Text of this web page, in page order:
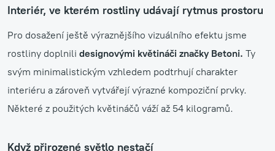
Interiér, ve kterém rostliny udávají rytmus prostoru
Pro dosažení ještě výraznějšího vizuálního efektu jsme
rostliny doplnili designovými květináči značky Betoni. Ty
svým minimalistickým vzhledem podtrhují charakter
interiéru a zároveň vytvářejí výrazné kompoziční prvky.
Některé z použitých květináčů váží až 54 kilogramů.
Když přirozené světlo nestačí